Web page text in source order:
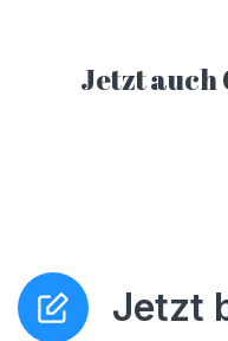
Jetzt auch
Jetzt